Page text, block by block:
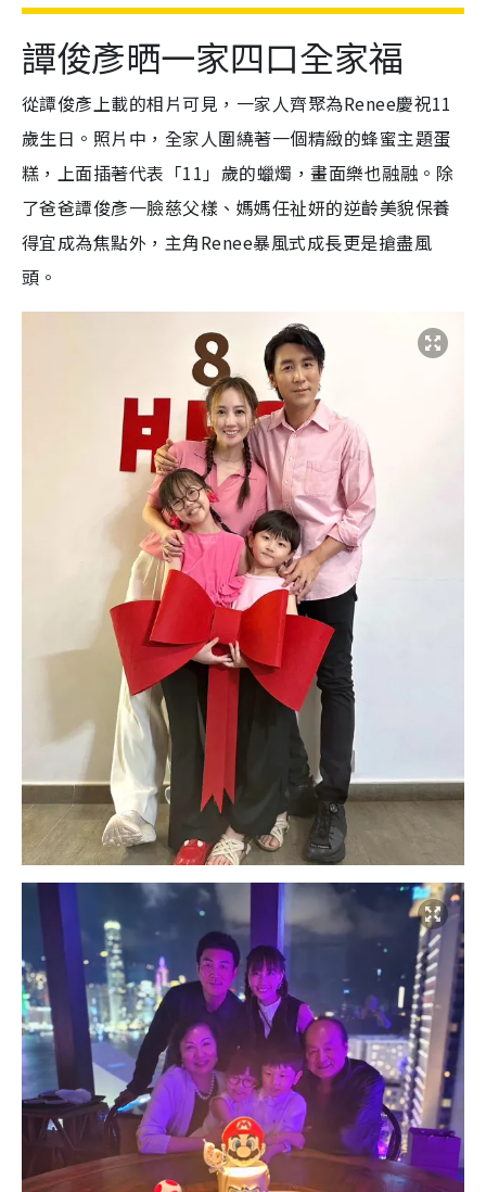
譚俊彥晒一家四口全家福
從譚俊彥上載的相片可見，一家人齊聚為Renee慶祝11
歲生日。照片中，全家人圍繞著一個精緻的蜂蜜主題蛋
糕，上面插著代表「11」歲的蠟燭，畫面樂也融融。除
了爸爸譚俊彥一臉慈父樣、媽媽任祉妍的逆齡美貌保養
得宜成為焦點外，主角Renee暴風式成長更是搶盡風
頭。